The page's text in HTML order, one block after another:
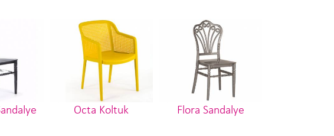
Octa Koltuk Flora Sandalye